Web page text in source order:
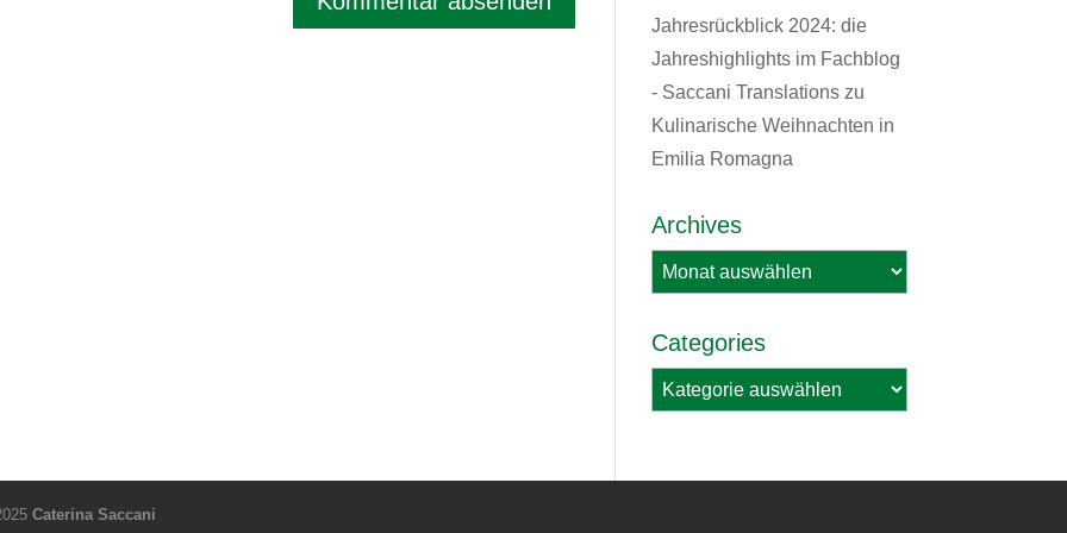
Jahresrückblick 2024: die
Jahreshighlights im Fachblog
- Saccani Translationszu
Kulinarische Weihnachten in
Emilia Romagna
Archives
Archives
Categories
Categories
Caterina Saccani